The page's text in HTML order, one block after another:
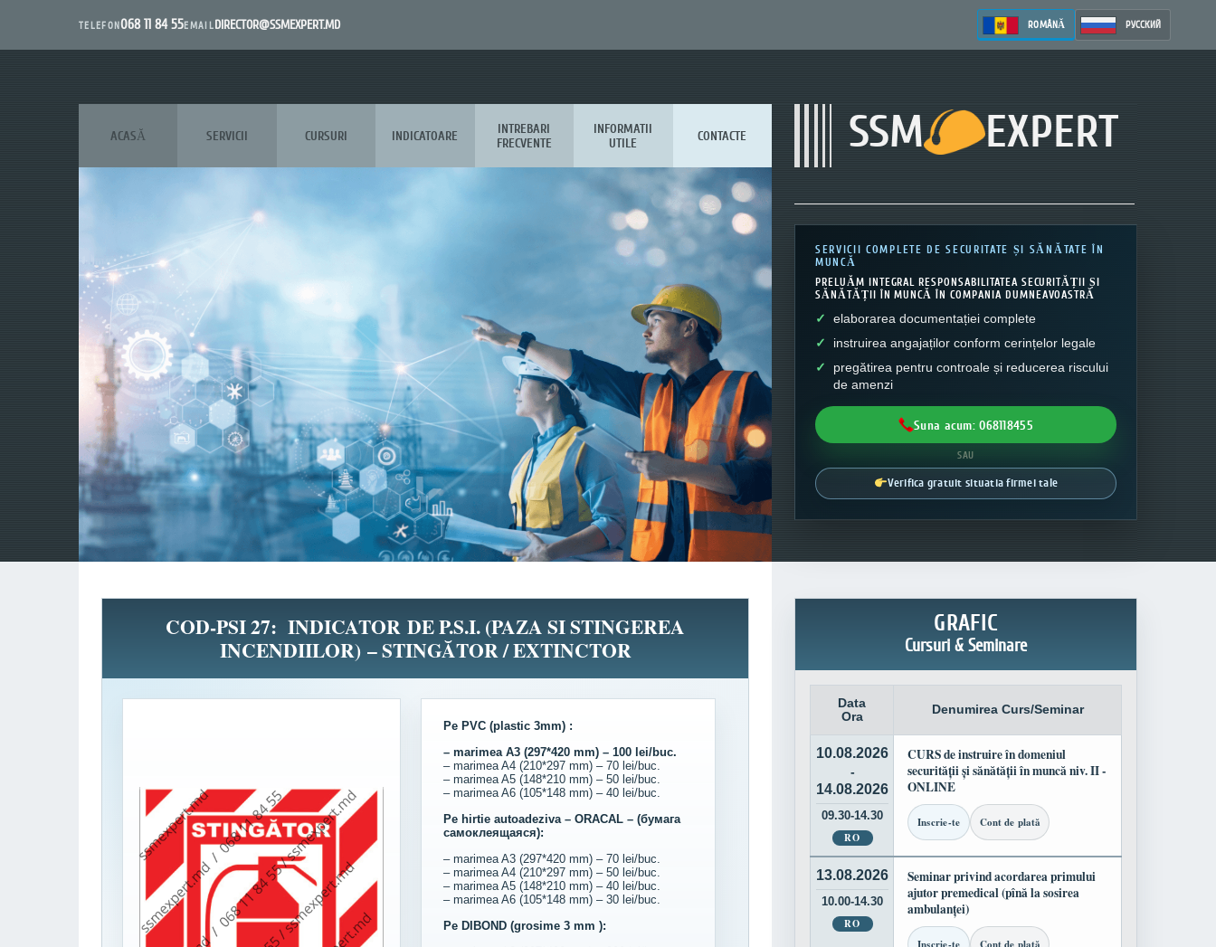
TELEFON068 11 84 55EMAILDIRECTOR@SSMEXPERT.MD ROMÂNĂ РУССКИЙ
SSM EXPERT
ACASĂ SERVICII CURSURI INDICATOARE
INTREBARI
FRECVENTE
INFORMATII
UTILE
CONTACTE
SERVICII COMPLETE DE SECURITATE ȘI SĂNĂTATE ÎN
MUNCĂ
PRELUĂM INTEGRAL RESPONSABILITATEA SECURITĂȚII ȘI
SĂNĂTĂȚII ÎN MUNCĂ ÎN COMPANIA DUMNEAVOASTRĂ
elaborarea documentației complete
instruirea angajaților conform cerințelor legale
pregătirea pentru controale și reducerea riscului
de amenzi
Suna acum: 068118455
SAU
Verifica gratuit situatia firmei tale
COD-PSI 27: INDICATOR DE P.S.I. (PAZA SI STINGEREA
INCENDIILOR) – STINGĂTOR / EXTINCTOR
Pe PVC (plastic 3mm) :
– marimea A3 (297*420 mm) – 100 lei/buc.
– marimea A4 (210*297 mm) – 70 lei/buc.
– marimea A5 (148*210 mm) – 50 lei/buc.
– marimea A6 (105*148 mm) – 40 lei/buc.
Pe hirtie autoadeziva – ORACAL – (бумага
самоклеящаяся):
– marimea A3 (297*420 mm) – 70 lei/buc.
– marimea A4 (210*297 mm) – 50 lei/buc.
– marimea A5 (148*210 mm) – 40 lei/buc.
– marimea A6 (105*148 mm) – 30 lei/buc.
Pe DIBOND (grosime 3 mm ):
GRAFIC
Cursuri & Seminare
Data
Ora
Denumirea Curs/Seminar
10.08.2026
-
14.08.2026
09.30-14.30
RO
CURS de instruire în domeniul
securității și sănătății în muncă niv. II -
ONLINE
Inscrie-te Cont de plată
13.08.2026
10.00-14.30
RO
Seminar privind acordarea primului
ajutor premedical (pînă la sosirea
ambulanței)